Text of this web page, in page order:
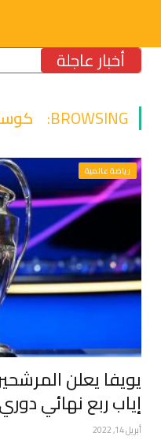
أخبار عاجلة
BROWSING:
رياضة عالمية
يويفا يعلن
إياب ربع نهائي
أبريل 14, 2022